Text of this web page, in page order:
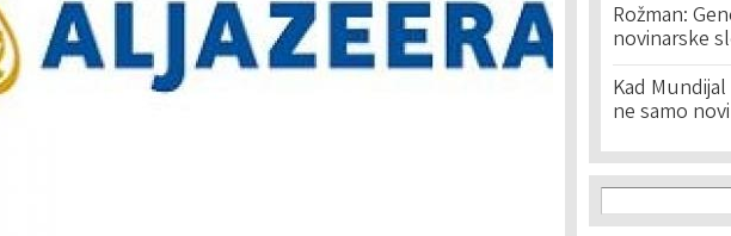
Rožman:
novinarske
Kad
ne samo
Search
Search